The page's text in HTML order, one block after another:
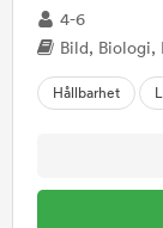
4-6
Bild, Biologi,
Hållbarhet